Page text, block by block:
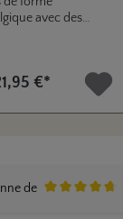
avec des
et ont des
très résistants aux
ce qui les
€*
de